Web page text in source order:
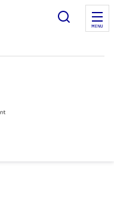
Ouvrir
MENU